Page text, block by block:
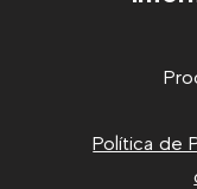
Política de